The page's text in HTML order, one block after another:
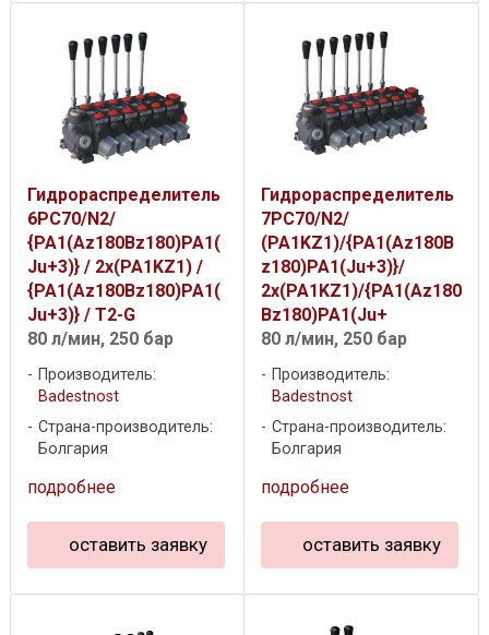
Гидрораспределитель
6PC70/N2/
{PA1(Az180Bz180)PA1(
Ju+3)} / 2x(PA1KZ1) /
{PA1(Az180Bz180)PA1(
Ju+3)} / T2-G
80 л/мин, 250 бар
Производитель:
Badestnost
Страна-производитель:
Болгария
подробнее
оставить заявку
Гидрораспределитель
7PC70/N2/
(PA1KZ1)/{PA1(Az180B
z180)PA1(Ju+3)}/
2x(PA1KZ1)/{PA1(Az180
Bz180)PA1(Ju+
80 л/мин, 250 бар
Производитель:
Badestnost
Страна-производитель:
Болгария
подробнее
оставить заявку